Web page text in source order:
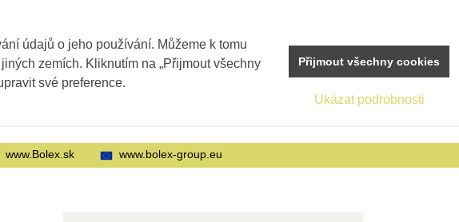
www.Bolex.sk www.bolex-group.eu
údajů o jeho používání. Můžeme k tomu
zemích. Kliknutím na „Přijmout všechny
své preference.
Ukázat podrobnosti
Přijmout všechny cookies